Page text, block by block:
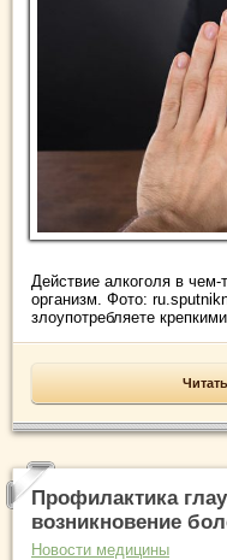
Действие алкоголя в
организм. Фото:
злоупотребляете
Профилактика
возникновение
Новости медицины